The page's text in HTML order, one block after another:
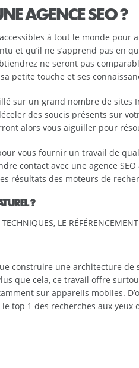
AGENCE SEO ?
à tout le monde
et qu’il ne s’apprend pas en
ne seront pas
petite touche et ses
sur un grand nombre de sites
des soucis présents sur
alors vous aiguiller pour
vous fournir un travail de
contact avec une agence
résultats des moteurs de
?
LE
construire une architecture de
que cela, ce travail offre
sur appareils mobiles.
top 1 des recherches aux yeux